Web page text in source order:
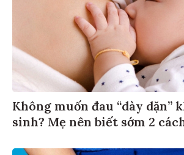
Không muốn đau “dày dặn”
sinh? Mẹ nên biết sớm 2